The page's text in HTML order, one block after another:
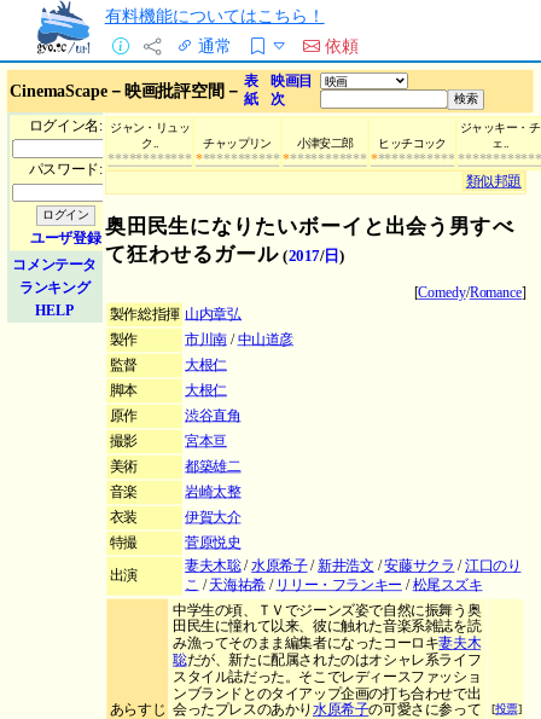
有料機能についてはこちら！
通常
依頼